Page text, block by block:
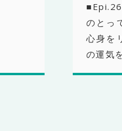
のとっ
心身を
の運気